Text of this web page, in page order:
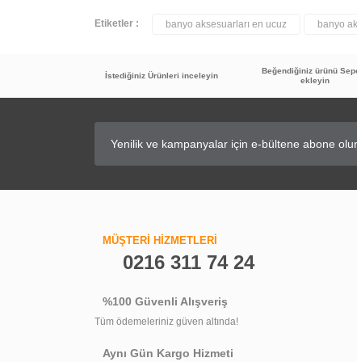
Etiketler : banyo aksesuarları en ucuz banyo
İstediğiniz Ürünleri inceleyin
Beğendiğiniz ürünü
ekleyin
MÜŞTERİ HİZMETLERİ
0216 311 74 24
%100 Güvenli Alışveriş
Tüm ödemeleriniz güven altında!
Aynı Gün Kargo Hizmeti